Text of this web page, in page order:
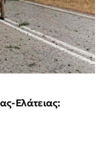
Ελάτειας: